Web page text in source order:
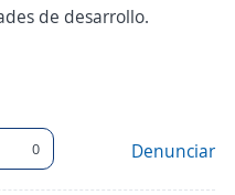
de desarrollo.
0 Denunciar